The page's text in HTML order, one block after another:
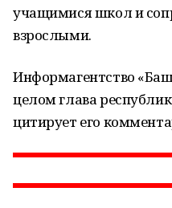
учащимися школ и
взрослыми.
Информагентство
целом глава
цитирует его